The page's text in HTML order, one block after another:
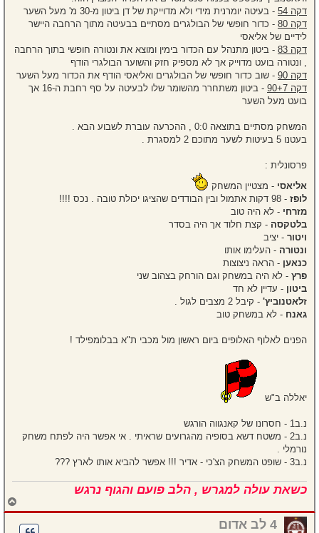
דקה 54
- בעיטה יומרנית מידי ולא מדוייקת של דן ביטון מ-30 מ' מעל השער
דקה 80
- כדור חופשי של הבולגרים מסתיים בבעיטה מתוך הרחבה היישר
לידיים של אליאסי
דקה 83
- ביטון מתנהל עם הכדור בימין ומוצא את ונטורה חופשי בתוך הרחבה
, ונטורה בועט מדוייק אך לא מספיק חזק והשוער הבולגרי הודף
דקה 90
- שוב כדור חופשי של הבולגרים ואליאסי הודף את הכדור מעל השער
דקה 90+7
- ביטון משתחרר מהשומר שלו לבעיטה על סף רחבת ה-16 אך
בועט מעל השער
המשחק מסתיים בתוצאה 0:0 , ההכרעה עוברת לשבוע הבא .
בעטנו 5 בעיטות לשער מתוכם 2 למסגרת .
פרסונלית :
אליאסי- מצטיין המשחק
לופז- 98 דקות אתמול ובין הבודדים שהציגו יכולת טובה . נכס !!!!
מזרחי- לא היה טוב
בלטקסה- קצת חלוד אך היה בסדר
ויטור- יציב
ונטורה- העלימו אותו
כנאען- הראה ניצוצות
פרץ- לא היה במשחק וגם הורחק בצהוב שני
ביטון- עדיין לא חד
זלאטנוביץ'- קיבל 2 מצבים לגול .
גאנח- לא במשחק טוב
הפנים לאלוף האלופים ביום ראשון מול מכבי ת"א בבלומפילד !
יאללה ב"ש
נ.ב1 - חסרונו של קאנגווה הורגש
נ.ב2 - משטח דשא בסופיה מהגרועים שראיתי . אי אפשר היה לפתח משחק
נורמלי .
נ.ב3 - שופט המשחק הצ'כי - אדיר !!! אפשר להביא אותו לארץ ???
כשאת עולה למגרש , הלב פועם והגוף נרגש
ח
ז
4 לב אדום